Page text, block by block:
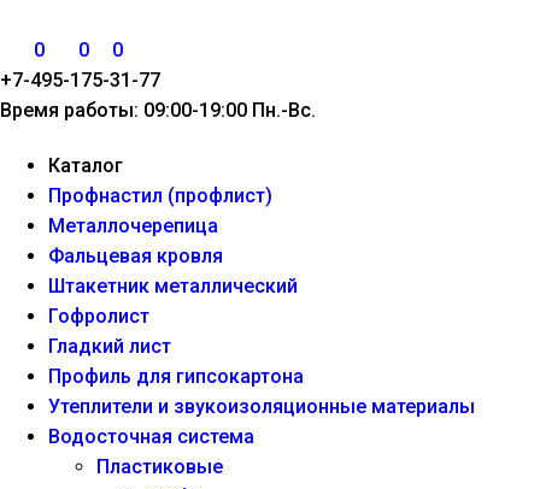
0 0
0
+7-495-175-31-77
Время работы: 09:00-19:00 Пн.-Вс.
Каталог
Профнастил (профлист)
Металлочерепица
Фальцевая кровля
Штакетник металлический
Гофролист
Гладкий лист
Профиль для гипсокартона
Утеплители и звукоизоляционные материалы
Водосточная система
Пластиковые